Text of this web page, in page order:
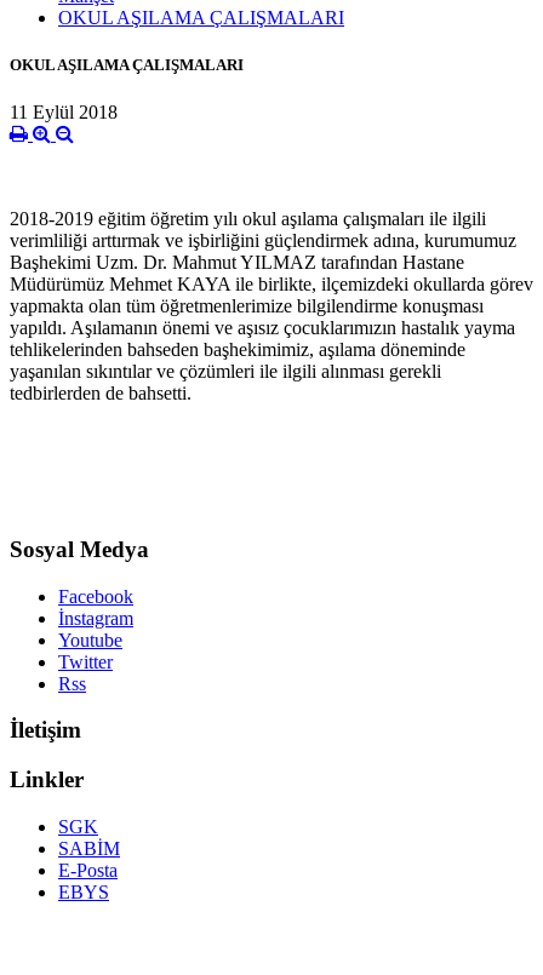
OKUL AŞILAMA ÇALIŞMALARI
OKUL AŞILAMA ÇALIŞMALARI
11 Eylül 2018
2018-2019 eğitim öğretim yılı okul aşılama çalışmaları ile ilgili
verimliliği arttırmak ve işbirliğini güçlendirmek adına, kurumumuz
Başhekimi Uzm. Dr. Mahmut YILMAZ tarafından Hastane
Müdürümüz Mehmet KAYA ile birlikte, ilçemizdeki okullarda görev
yapmakta olan tüm öğretmenlerimize bilgilendirme konuşması
yapıldı. Aşılamanın önemi ve aşısız çocuklarımızın hastalık yayma
tehlikelerinden bahseden başhekimimiz, aşılama döneminde
yaşanılan sıkıntılar ve çözümleri ile ilgili alınması gerekli
tedbirlerden de bahsetti.
Sosyal Medya
Facebook
İnstagram
Youtube
Twitter
Rss
İletişim
Linkler
SGK
SABİM
E-Posta
EBYS